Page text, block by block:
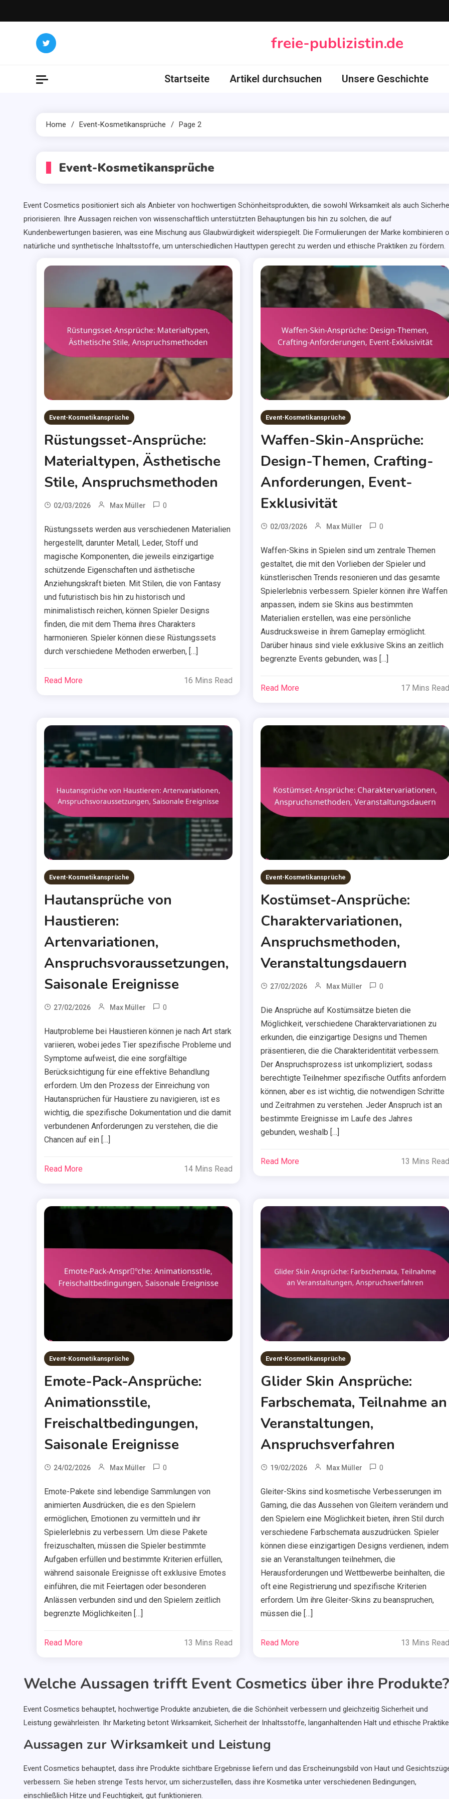
to
freie-publizistin.de
Startseite Artikel durchsuchen Unsere Geschichte
Home Event-Kosmetikansprüche Page 2
Event-Kosmetikansprüche
Event Cosmetics positioniert sich als Anbieter von hochwertigen Schönheitsprodukten, die sowohl Wirksamkeit als auch
priorisieren. Ihre Aussagen reichen von wissenschaftlich unterstützten Behauptungen bis hin zu solchen, die auf
Kundenbewertungen basieren, was eine Mischung aus Glaubwürdigkeit widerspiegelt. Die Formulierungen der Marke kombinieren
natürliche und synthetische Inhaltsstoffe, um unterschiedlichen Hauttypen gerecht zu werden und ethische Praktiken zu fördern.
Event-Kosmetikansprüche
Rüstungsset-Ansprüche:
Materialtypen, Ästhetische
Stile, Anspruchsmethoden
02/03/2026 Max Müller 0
Rüstungssets werden aus verschiedenen Materialien
hergestellt, darunter Metall, Leder, Stoff und
magische Komponenten, die jeweils einzigartige
schützende Eigenschaften und ästhetische
Anziehungskraft bieten. Mit Stilen, die von Fantasy
und futuristisch bis hin zu historisch und
minimalistisch reichen, können Spieler Designs
finden, die mit dem Thema ihres Charakters
harmonieren. Spieler können diese Rüstungssets
durch verschiedene Methoden erwerben, […]
Read More 16 Mins Read
Event-Kosmetikansprüche
Waffen-Skin-Ansprüche:
Design-Themen, Crafting-
Anforderungen, Event-
Exklusivität
02/03/2026 Max Müller 0
Waffen-Skins in Spielen sind um zentrale Themen
gestaltet, die mit den Vorlieben der Spieler und
künstlerischen Trends resonieren und das gesamte
Spielerlebnis verbessern. Spieler können ihre Waffen
anpassen, indem sie Skins aus bestimmten
Materialien erstellen, was eine persönliche
Ausdrucksweise in ihrem Gameplay ermöglicht.
Darüber hinaus sind viele exklusive Skins an zeitlich
begrenzte Events gebunden, was […]
Read More 17 Mins Read
Event-Kosmetikansprüche
Hautansprüche von
Haustieren:
Artenvariationen,
Anspruchsvoraussetzungen,
Saisonale Ereignisse
27/02/2026 Max Müller 0
Hautprobleme bei Haustieren können je nach Art stark
variieren, wobei jedes Tier spezifische Probleme und
Symptome aufweist, die eine sorgfältige
Berücksichtigung für eine effektive Behandlung
erfordern. Um den Prozess der Einreichung von
Hautansprüchen für Haustiere zu navigieren, ist es
wichtig, die spezifische Dokumentation und die damit
verbundenen Anforderungen zu verstehen, die die
Chancen auf ein […]
Read More 14 Mins Read
Event-Kosmetikansprüche
Kostümset-Ansprüche:
Charaktervariationen,
Anspruchsmethoden,
Veranstaltungsdauern
27/02/2026 Max Müller 0
Die Ansprüche auf Kostümsätze bieten die
Möglichkeit, verschiedene Charaktervariationen zu
erkunden, die einzigartige Designs und Themen
präsentieren, die die Charakteridentität verbessern.
Der Anspruchsprozess ist unkompliziert, sodass
berechtigte Teilnehmer spezifische Outfits anfordern
können, aber es ist wichtig, die notwendigen Schritte
und Zeitrahmen zu verstehen. Jeder Anspruch ist an
bestimmte Ereignisse im Laufe des Jahres
gebunden, weshalb […]
Read More 13 Mins Read
Event-Kosmetikansprüche
Emote-Pack-Ansprüche:
Animationsstile,
Freischaltbedingungen,
Saisonale Ereignisse
24/02/2026 Max Müller 0
Emote-Pakete sind lebendige Sammlungen von
animierten Ausdrücken, die es den Spielern
ermöglichen, Emotionen zu vermitteln und ihr
Spielerlebnis zu verbessern. Um diese Pakete
freizuschalten, müssen die Spieler bestimmte
Aufgaben erfüllen und bestimmte Kriterien erfüllen,
während saisonale Ereignisse oft exklusive Emotes
einführen, die mit Feiertagen oder besonderen
Anlässen verbunden sind und den Spielern zeitlich
begrenzte Möglichkeiten […]
Read More 13 Mins Read
Event-Kosmetikansprüche
Glider Skin Ansprüche:
Farbschemata, Teilnahme an
Veranstaltungen,
Anspruchsverfahren
19/02/2026 Max Müller 0
Gleiter-Skins sind kosmetische Verbesserungen im
Gaming, die das Aussehen von Gleitern verändern und
den Spielern eine Möglichkeit bieten, ihren Stil durch
verschiedene Farbschemata auszudrücken. Spieler
können diese einzigartigen Designs verdienen, indem
sie an Veranstaltungen teilnehmen, die
Herausforderungen und Wettbewerbe beinhalten, die
oft eine Registrierung und spezifische Kriterien
erfordern. Um ihre Gleiter-Skins zu beanspruchen,
müssen die […]
Read More 13 Mins Read
Welche Aussagen trifft Event Cosmetics über ihre Produkte?
Event Cosmetics behauptet, hochwertige Produkte anzubieten, die die Schönheit verbessern und gleichzeitig Sicherheit und
Leistung gewährleisten. Ihr Marketing betont Wirksamkeit, Sicherheit der Inhaltsstoffe, langanhaltenden Halt und ethische
Aussagen zur Wirksamkeit und Leistung
Event Cosmetics behauptet, dass ihre Produkte sichtbare Ergebnisse liefern und das Erscheinungsbild von Haut und
verbessern. Sie heben strenge Tests hervor, um sicherzustellen, dass ihre Kosmetika unter verschiedenen Bedingungen,
einschließlich Hitze und Feuchtigkeit, gut funktionieren.